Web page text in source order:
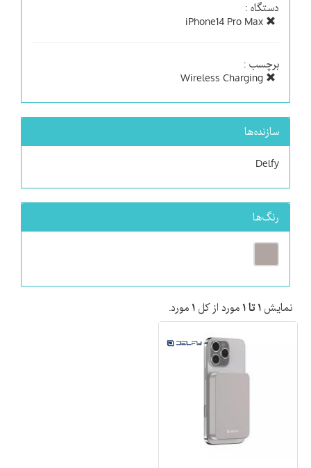
دستگاه :
برچسب :
سازنده‌ها
Delfy
رنگ‌ها
نمایش ۱ تا ۱ مورد از کل ۱ مورد.